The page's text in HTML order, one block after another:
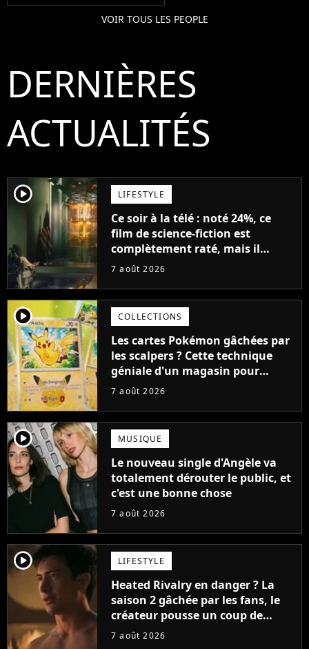
VOIR TOUS LES PEOPLE
DERNIÈRES
ACTUALITÉS
player2 LIFESTYLE
Ce soir à la télé : noté 24%, ce
film de science-fiction est
complètement raté, mais il
aurait pu être encore pire à
7 août 2026
player2 COLLECTIONS
Les cartes Pokémon gâchées par
les scalpers ? Cette technique
géniale d'un magasin pour
ruiner les revendeurs
7 août 2026
player2 MUSIQUE
Le nouveau single d'Angèle va
totalement dérouter le public, et
c'est une bonne chose
7 août 2026
player2 LIFESTYLE
Heated Rivalry en danger ? La
saison 2 gâchée par les fans, le
créateur pousse un coup de
gueule
7 août 2026